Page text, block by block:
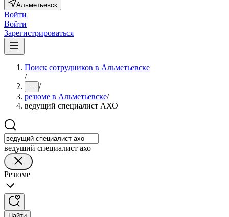
Альметьевск
Войти
Войти
Зарегистрироваться
Поиск сотрудников в Альметьевске
/
... /
резюме в Альметьевске/
ведущий специалист АХО
ведущий специалист ахо
Резюме